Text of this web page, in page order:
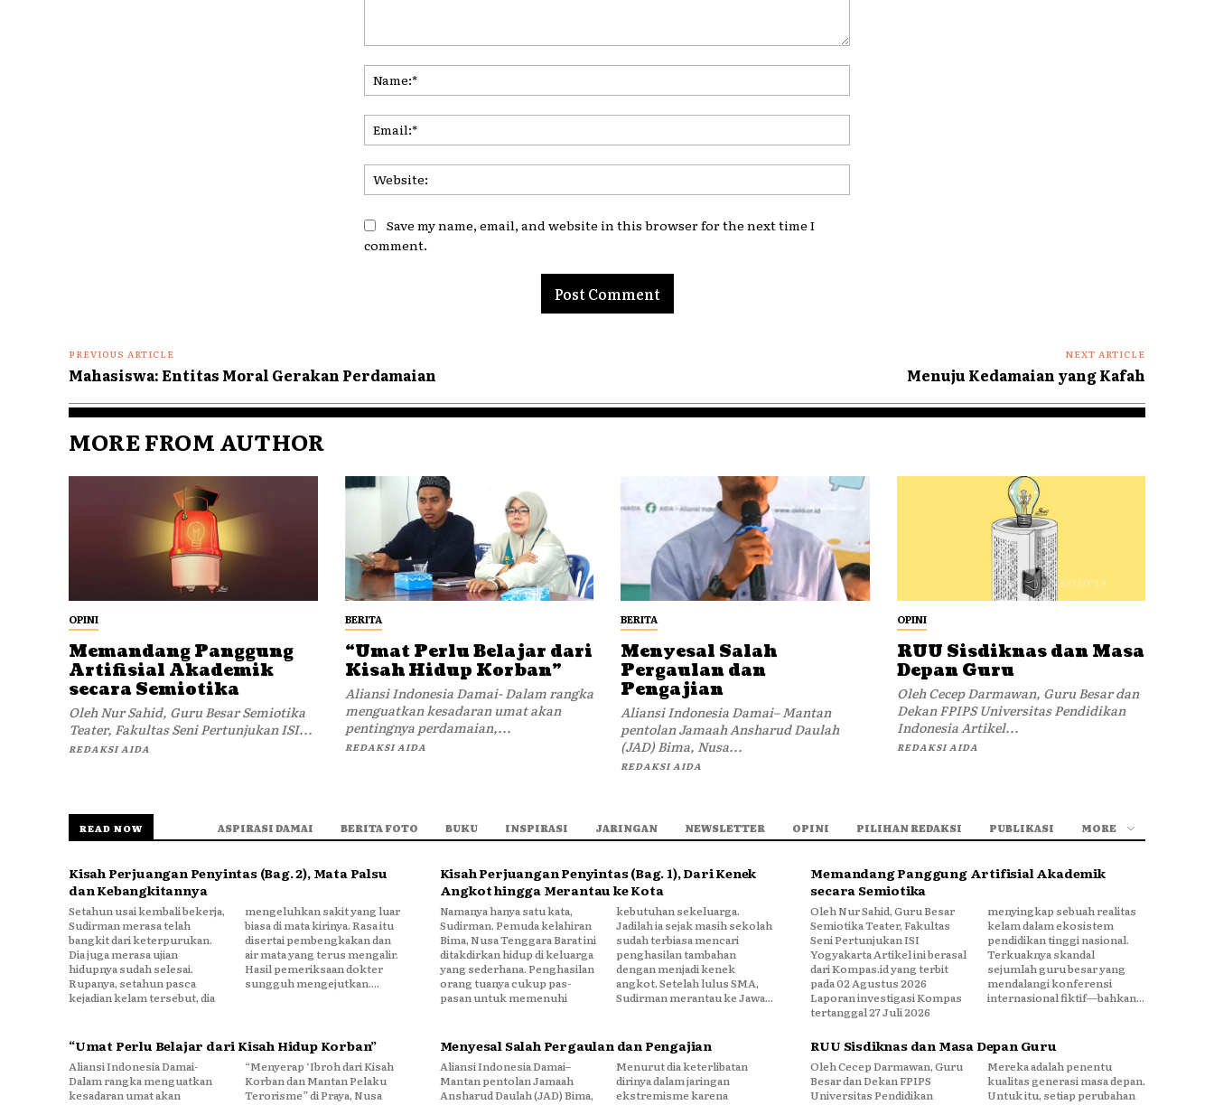
Save my name, email, and website in this browser for the next time I
comment.
PREVIOUS ARTICLE
Mahasiswa: Entitas Moral Gerakan Perdamaian
NEXT ARTICLE
Menuju Kedamaian yang Kafah
MORE FROM AUTHOR
OPINI
Memandang Panggung
Artifisial Akademik
secara Semiotika
Oleh Nur Sahid, Guru Besar Semiotika
Teater, Fakultas Seni Pertunjukan ISI...
REDAKSI AIDA
BERITA
“Umat Perlu Belajar dari
Kisah Hidup Korban”
Aliansi Indonesia Damai- Dalam rangka
menguatkan kesadaran umat akan
pentingnya perdamaian,...
REDAKSI AIDA
BERITA
Menyesal Salah
Pergaulan dan
Pengajian
Aliansi Indonesia Damai– Mantan
pentolan Jamaah Ansharud Daulah
(JAD) Bima, Nusa...
REDAKSI AIDA
OPINI
RUU Sisdiknas dan Masa
Depan Guru
Oleh Cecep Darmawan, Guru Besar dan
Dekan FPIPS Universitas Pendidikan
Indonesia Artikel...
REDAKSI AIDA
READ NOW ASPIRASI DAMAI BERITA FOTO BUKU INSPIRASI JARINGAN NEWSLETTER OPINI PILIHAN REDAKSI PUBLIKASI MORE
Kisah Perjuangan Penyintas (Bag. 2), Mata Palsu
dan Kebangkitannya
Setahun usai kembali bekerja,
Sudirman merasa telah
bangkit dari keterpurukan.
Dia juga merasa ujian
hidupnya sudah selesai.
Rupanya, setahun pasca
kejadian kelam tersebut, dia
mengeluhkan sakit yang luar
biasa di mata kirinya. Rasa itu
disertai pembengkakan dan
air mata yang terus mengalir.
Hasil pemeriksaan dokter
sungguh mengejutkan....
Kisah Perjuangan Penyintas (Bag. 1), Dari Kenek
Angkot hingga Merantau ke Kota
Namanya hanya satu kata,
Sudirman. Pemuda kelahiran
Bima, Nusa Tenggara Barat ini
ditakdirkan hidup di keluarga
yang sederhana. Penghasilan
orang tuanya cukup pas-
pasan untuk memenuhi
kebutuhan sekeluarga.
Jadilah ia sejak masih sekolah
sudah terbiasa mencari
penghasilan tambahan
dengan menjadi kenek
angkot. Setelah lulus SMA,
Sudirman merantau ke Jawa...
Memandang Panggung Artifisial Akademik
secara Semiotika
Oleh Nur Sahid, Guru Besar
Semiotika Teater, Fakultas
Seni Pertunjukan ISI
Yogyakarta Artikel ini berasal
dari Kompas.id yang terbit
pada 02 Agustus 2026
Laporan investigasi Kompas
tertanggal 27 Juli 2026
menyingkap sebuah realitas
kelam dalam ekosistem
pendidikan tinggi nasional.
Terkuaknya skandal
sejumlah guru besar yang
mendalangi konferensi
internasional fiktif—bahkan...
“Umat Perlu Belajar dari Kisah Hidup Korban”
Aliansi Indonesia Damai-
Dalam rangka menguatkan
kesadaran umat akan
“Menyerap ‘Ibroh dari Kisah
Korban dan Mantan Pelaku
Terorisme” di Praya, Nusa
Menyesal Salah Pergaulan dan Pengajian
Aliansi Indonesia Damai–
Mantan pentolan Jamaah
Ansharud Daulah (JAD) Bima,
Menurut dia keterlibatan
dirinya dalam jaringan
ekstremisme karena
RUU Sisdiknas dan Masa Depan Guru
Oleh Cecep Darmawan, Guru
Besar dan Dekan FPIPS
Universitas Pendidikan
Mereka adalah penentu
kualitas generasi masa depan.
Untuk itu, setiap perubahan